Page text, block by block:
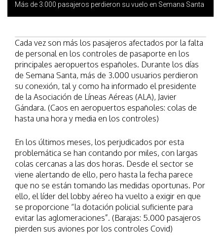
Más de 3.000 pasajeros perdieron su vuelo en Semana Santa
Cada vez son más los pasajeros afectados por la falta
de personal en los controles de pasaporte en los
principales aeropuertos españoles. Durante los días
de Semana Santa, más de 3.000 usuarios perdieron
su conexión, tal y como ha informado el presidente
de la Asociación de Líneas Aéreas (ALA), Javier
Gándara. (Caos en aeropuertos españoles: colas de
hasta una hora y media en los controles)
En los últimos meses, los perjudicados por esta
problemática se han contando por miles, con largas
colas cercanas a las dos horas. Desde el sector se
viene alertando de ello, pero hasta la fecha parece
que no se están tomando las medidas oportunas. Por
ello, el líder del lobby aéreo ha vuelto a exigir en que
se proporcione “la dotación policial suficiente para
evitar las aglomeraciones”. (Barajas: 5.000 pasajeros
pierden sus aviones por los controles Covid)